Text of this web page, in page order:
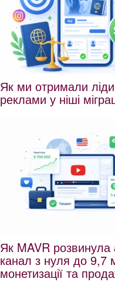
Як ми отримали ліди
реклами у ніші
Як MAVR
канал з нуля до 9,7
монетизації та